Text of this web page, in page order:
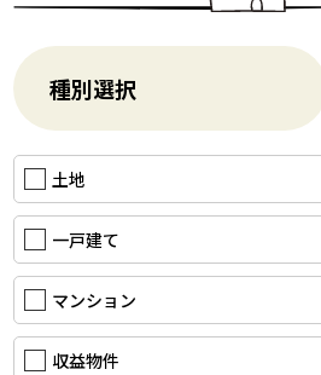
築建売を探すのは難しくなってきます。
は建築会社が建材や資材などの材料を
種別選択
土地
一戸建て
マンション
収益物件